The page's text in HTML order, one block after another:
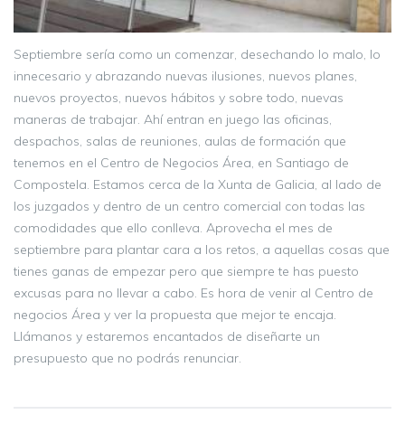
Septiembre sería como un comenzar, desechando lo malo, lo
innecesario y abrazando nuevas ilusiones, nuevos planes,
nuevos proyectos, nuevos hábitos y sobre todo, nuevas
maneras de trabajar. Ahí entran en juego las oficinas,
despachos, salas de reuniones, aulas de formación que
tenemos en el Centro de Negocios Área, en Santiago de
Compostela. Estamos cerca de la Xunta de Galicia, al lado de
los juzgados y dentro de un centro comercial con todas las
comodidades que ello conlleva. Aprovecha el mes de
septiembre para plantar cara a los retos, a aquellas cosas que
tienes ganas de empezar pero que siempre te has puesto
excusas para no llevar a cabo. Es hora de venir al Centro de
negocios Área y ver la propuesta que mejor te encaja.
Llámanos y estaremos encantados de diseñarte un
presupuesto que no podrás renunciar.